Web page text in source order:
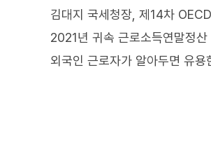
김대지 국세청장, 제14차
2021년 귀속 근로소득연말정산
외국인 근로자가 알아두면 유